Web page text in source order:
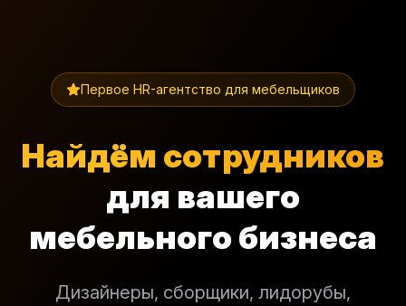
Первое HR-агентство для мебельщиков
Найдём сотрудников
для вашего
мебельного бизнеса
Дизайнеры, сборщики, лидорубы,